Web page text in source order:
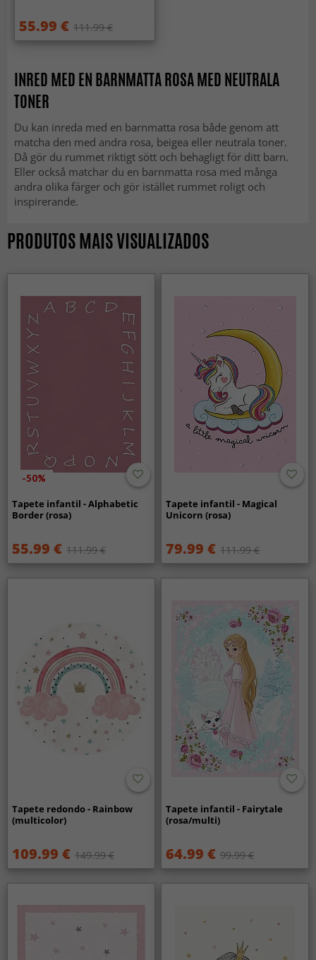
55.99 € 111.99 €
INRED MED EN BARNMATTA ROSA MED NEUTRALA
TONER
Du kan inreda med en barnmatta rosa både genom att
matcha den med andra rosa, beigea eller neutrala toner.
Då gör du rummet riktigt sött och behagligt för ditt barn.
Eller också matchar du en barnmatta rosa med många
andra olika färger och gör istället rummet roligt och
inspirerande.
PRODUTOS MAIS VISUALIZADOS
-50%
Tapete infantil - Alphabetic
Border (rosa)
55.99 € 111.99 €
Tapete infantil - Magical
Unicorn (rosa)
79.99 € 111.99 €
Tapete redondo - Rainbow
(multicolor)
109.99 € 149.99 €
Tapete infantil - Fairytale
(rosa/multi)
64.99 € 99.99 €